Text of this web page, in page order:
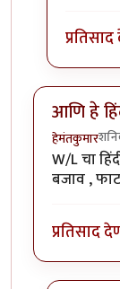
आणि हे
हेमंतकुमार
W/L चा
बजाव ,
प्रतिसाद